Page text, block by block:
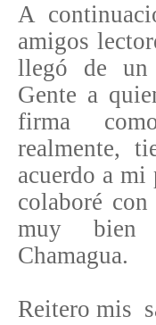
A continuac
amigos
llegó de
Gente a
firma
realmente,
acuerdo a
colaboré
muy bien
Chamagua.
Reitero mis